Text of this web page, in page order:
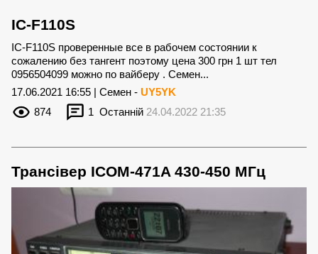
IC-F110S
IC-F110S проверенные все в рабочем состоянии к
сожалению без тангент поэтому цена 300 грн 1 шт тел
0956504099 можно по вайберу . Семен...
17.06.2021 16:55 | Семен - UY5YK
874
1 Останній 24.04.2022 21:35
Трансівер ICOM-471A 430-450 МГц